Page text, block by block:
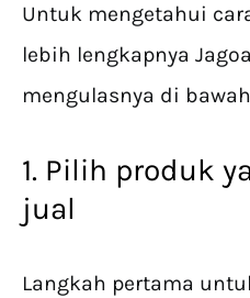
Untuk mengetahui
lebih lengkapnya
mengulasnya di
1. Pilih produk
jual
Langkah pertama